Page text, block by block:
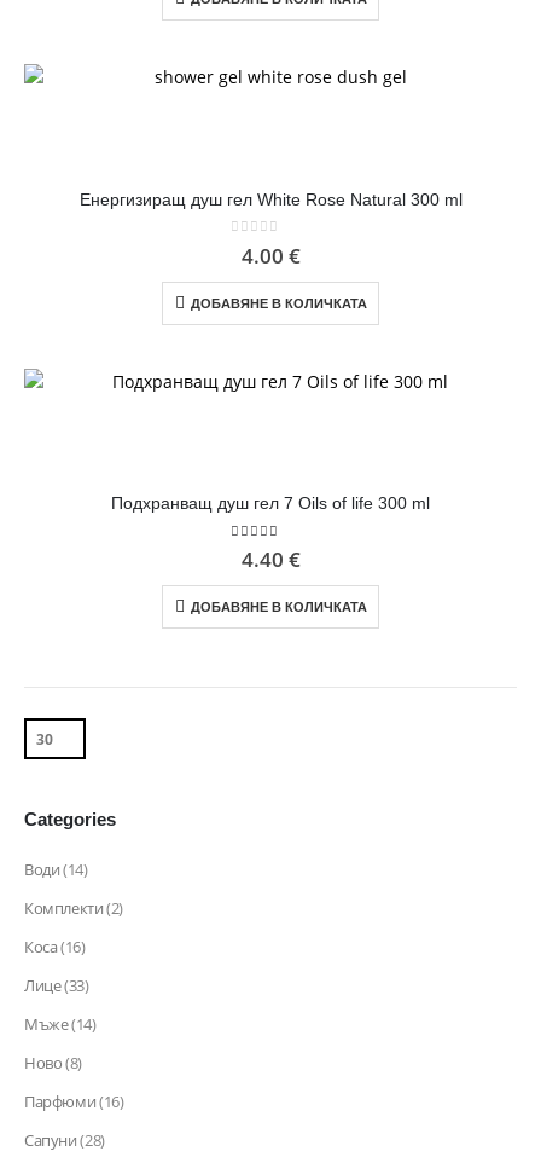
Енергизиращ душ гел White Rose Natural 300 ml
out of 5
4.00 €
ДОБАВЯНЕ В КОЛИЧКАТА
Подхранващ душ гел 7 Oils of life 300 ml
5.00 out of 5
4.40 €
ДОБАВЯНЕ В КОЛИЧКАТА
Categories
Води(14)
Комплекти(2)
Коса(16)
Лице(33)
Мъже(14)
Ново(8)
Парфюми(16)
Сапуни(28)